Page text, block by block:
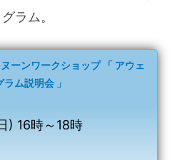
ラム。
ーンワークショップ 「 アウェ
ム説明会 」
) 16時～18時